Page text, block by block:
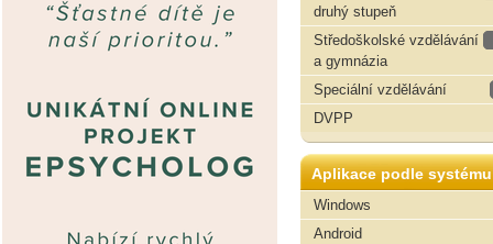
druhý stupeň
Středoškolské vzdělávání
a gymnázia
Speciální vzdělávání
DVPP
Aplikace podle systému
Windows
Android